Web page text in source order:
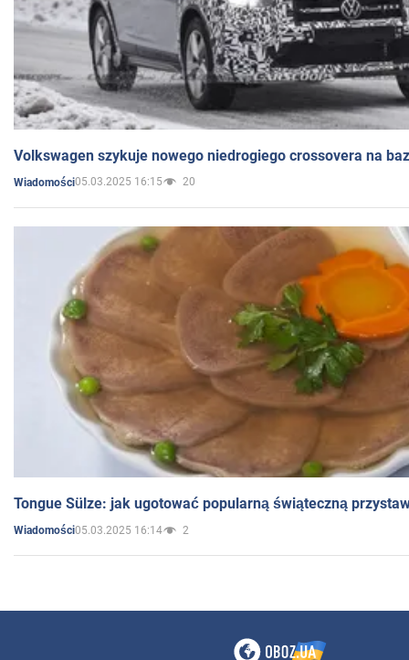
Volkswagen szykuje nowego niedrogiego crossovera na
Wiadomości05.03.2025 16:15 20
Tongue Sülze: jak ugotować popularną świąteczną
Wiadomości05.03.2025 16:14 2